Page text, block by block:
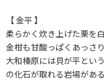
【 金平 】
柔らかく炊き上げた栗を
金柑も甘酸っぱくあっさ
大和榛原には貝が平とい
の化石が取れる岩場があ